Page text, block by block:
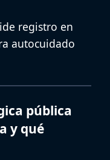
registro en
autocuidado
pública
y qué